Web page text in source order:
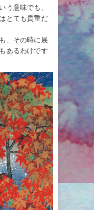
う意味でも、
とても貴重だ
、その時に展
あるわけです